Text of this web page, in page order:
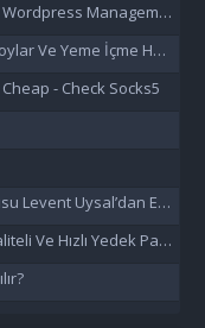
Management Aı
İçme Hakkında Eşsiz Bilgiler
- Check Socks5
Eğitime Büyük Destek
Yedek Parça Çözümleri